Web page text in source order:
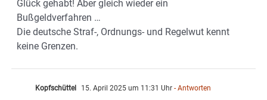
Glück gehabt! Aber gleich wieder ein
Bußgeldverfahren …
Die deutsche Straf-, Ordnungs- und Regelwut kennt
keine Grenzen.
Kopfschüttel 15. April 2025 um 11:31 Uhr - Antworten